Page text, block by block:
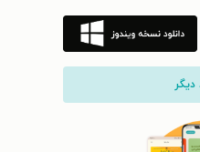
دیگر